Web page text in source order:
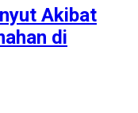
Akibat
di